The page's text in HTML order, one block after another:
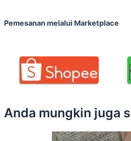
Pemesanan melalui Marketplace
Anda mungkin juga